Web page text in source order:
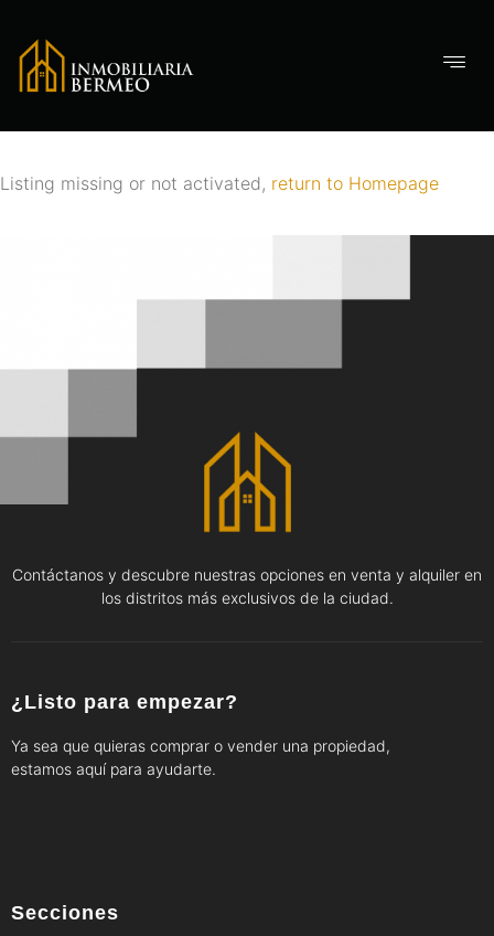
Listing missing or not activated, return to Homepage
Contáctanos y descubre nuestras opciones en venta y alquiler en
los distritos más exclusivos de la ciudad.
¿Listo para empezar?
Ya sea que quieras comprar o vender una propiedad,
estamos aquí para ayudarte.
Secciones